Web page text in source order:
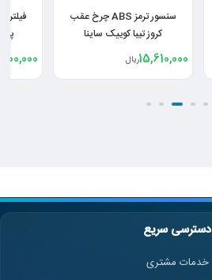
سنسور ترمز ABS چرخ عقب
کروز تیبا کوییک ساینا
15,610,000ریال
دسترسی سریع
خدمات مشتری